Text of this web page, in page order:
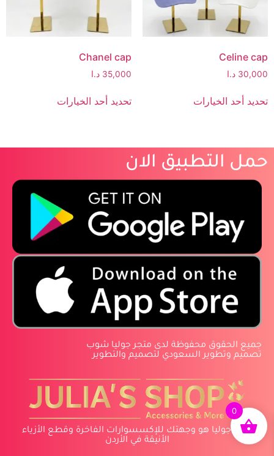
Celine cap
30,000 د.ا
تحديد أحد الخيارات
Chanel cap
35,000 د.ا
تحديد أحد الخيارات
حمل التطبيق الان
‏جميع الحقوق محفوظة لدى متجر جوليا شوب
‏تصميم وتطوير السعودي لتصميم والتطوير
متجر جوليا هو وجهتك للإكسسوارات الفاخرة وقطع الأزياء
الأنيقة في الأردن
0